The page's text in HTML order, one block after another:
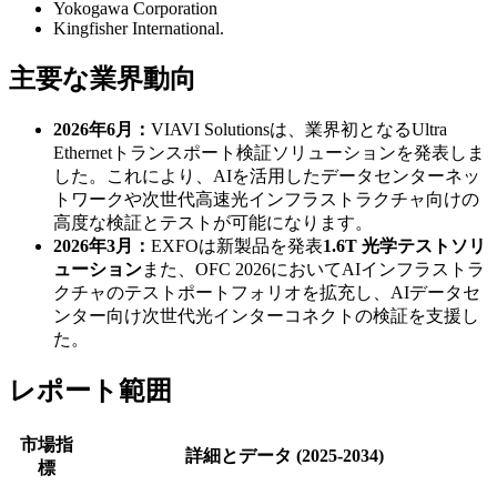
Yokogawa Corporation
Kingfisher International.
主要な業界動向
2026年6月： VIAVI Solutionsは、業界初となるUltra
Ethernetトランスポート検証ソリューションを発表しま
した。これにより、AIを活用したデータセンターネッ
トワークや次世代高速光インフラストラクチャ向けの
高度な検証とテストが可能になります。
2026年3月： EXFOは新製品を発表1.6T 光学テストソリ
ューションまた、OFC 2026においてAIインフラストラ
クチャのテストポートフォリオを拡充し、AIデータセ
ンター向け次世代光インターコネクトの検証を支援し
た。
レポート範囲
市場指
標
詳細とデータ (2025-2034)